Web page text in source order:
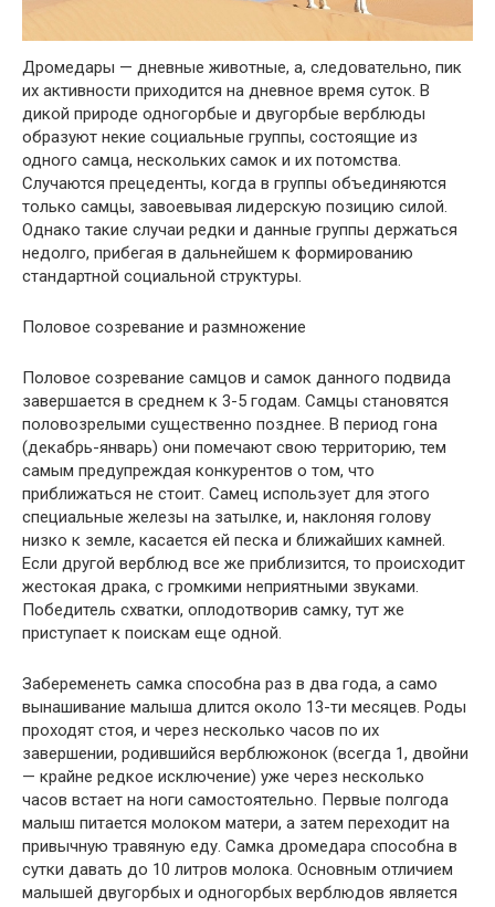
Дромедары — дневные животные, а, следовательно, пик
их активности приходится на дневное время суток. В
дикой природе одногорбые и двугорбые верблюды
образуют некие социальные группы, состоящие из
одного самца, нескольких самок и их потомства.
Случаются прецеденты, когда в группы объединяются
только самцы, завоевывая лидерскую позицию силой.
Однако такие случаи редки и данные группы держаться
недолго, прибегая в дальнейшем к формированию
стандартной социальной структуры.
Половое созревание и размножение
Половое созревание самцов и самок данного подвида
завершается в среднем к 3-5 годам. Самцы становятся
половозрелыми существенно позднее. В период гона
(декабрь-январь) они помечают свою территорию, тем
самым предупреждая конкурентов о том, что
приближаться не стоит. Самец использует для этого
специальные железы на затылке, и, наклоняя голову
низко к земле, касается ей песка и ближайших камней.
Если другой верблюд все же приблизится, то происходит
жестокая драка, с громкими неприятными звуками.
Победитель схватки, оплодотворив самку, тут же
приступает к поискам еще одной.
Забеременеть самка способна раз в два года, а само
вынашивание малыша длится около 13-ти месяцев. Роды
проходят стоя, и через несколько часов по их
завершении, родившийся верблюжонок (всегда 1, двойни
— крайне редкое исключение) уже через несколько
часов встает на ноги самостоятельно. Первые полгода
малыш питается молоком матери, а затем переходит на
привычную травяную еду. Самка дромедара способна в
сутки давать до 10 литров молока. Основным отличием
малышей двугорбых и одногорбых верблюдов является